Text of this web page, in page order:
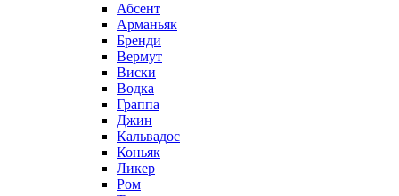
Абсент
Арманьяк
Бренди
Вермут
Виски
Водка
Граппа
Джин
Кальвадос
Коньяк
Ликер
Ром